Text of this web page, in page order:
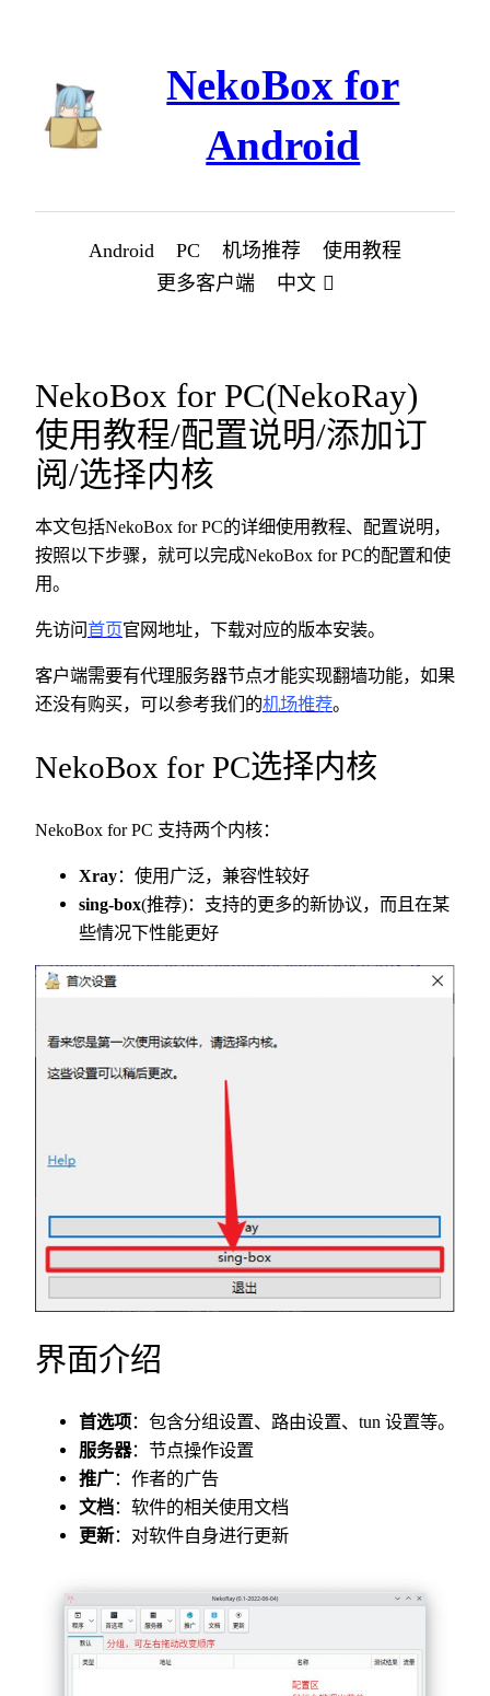
NekoBox for
Android
Android PC 机场推荐
使用教程
更多客户端
中文
NekoBox for PC(NekoRay)
使用教程/配置说明/添加订
阅/选择内核
本文包括NekoBox for PC的详细使用教程、配置说明，
按照以下步骤，就可以完成NekoBox for PC的配置和使
用。
先访问首页官网地址，下载对应的版本安装。
客户端需要有代理服务器节点才能实现翻墙功能，如果
还没有购买，可以参考我们的机场推荐。
NekoBox for PC选择内核
NekoBox for PC 支持两个内核：
Xray：使用广泛，兼容性较好
sing-box(推荐)：支持的更多的新协议，而且在某
些情况下性能更好
界面介绍
首选项：包含分组设置、路由设置、tun 设置等。
服务器：节点操作设置
推广：作者的广告
文档：软件的相关使用文档
更新：对软件自身进行更新